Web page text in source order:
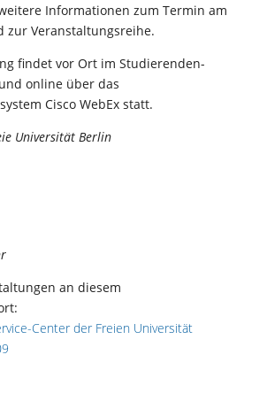
Informationen zum Termin am
zur Veranstaltungsreihe.
findet vor Ort im Studierenden-
online über das
Cisco WebEx statt.
Universität Berlin
an diesem
Center der Freien Universität